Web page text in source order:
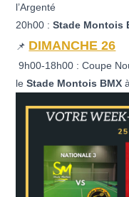
l’Argenté
20h00 :Stade Montois
📌 DIMANCHE 26
9h00-18h00 : Coupe
leStade Montois BMX